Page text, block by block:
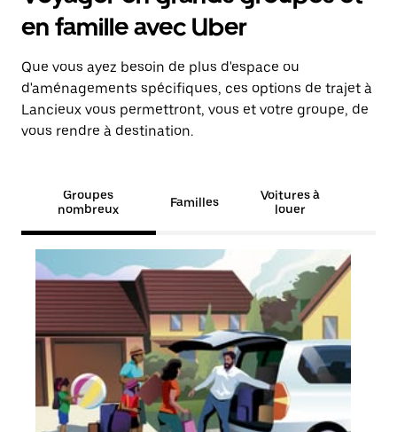
en famille avec Uber
Que vous ayez besoin de plus d'espace ou
d'aménagements spécifiques, ces options de trajet à
Lancieux vous permettront, vous et votre groupe, de
vous rendre à destination.
Groupes
nombreux
Familles
Voitures à
louer